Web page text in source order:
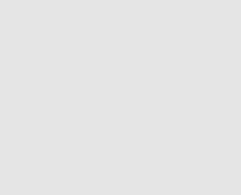
August 2026
2026